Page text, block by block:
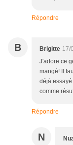
Répondre
B Brigitte 17/
J'adore ce
mangé! Il
déjà
comme
Répondre
N